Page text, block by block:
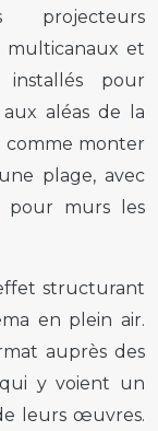
projecteurs
multicanaux et
pour
aléas de la
comme monter
plage, avec
pour murs les
structurant
en plein air.
auprès des
y voient un
leurs œuvres.